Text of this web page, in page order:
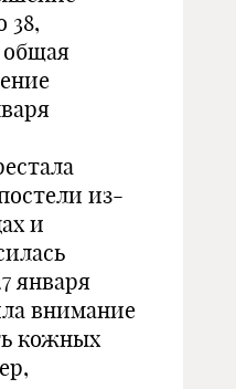
38,
общая
из-
и
января
внимание
кожных